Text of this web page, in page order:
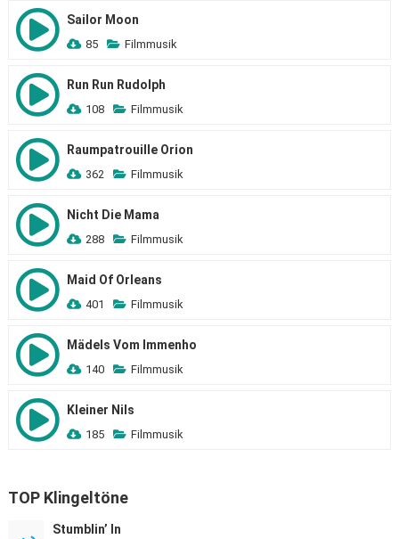
Sailor Moon
85 Filmmusik
Run Run Rudolph
108 Filmmusik
Raumpatrouille Orion
362 Filmmusik
Nicht Die Mama
288 Filmmusik
Maid Of Orleans
401 Filmmusik
Mädels Vom Immenho
140 Filmmusik
Kleiner Nils
185 Filmmusik
TOP Klingeltöne
Stumblin’ In